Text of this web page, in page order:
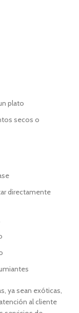
plato
secos o
directamente
ya sean exóticas,
al cliente